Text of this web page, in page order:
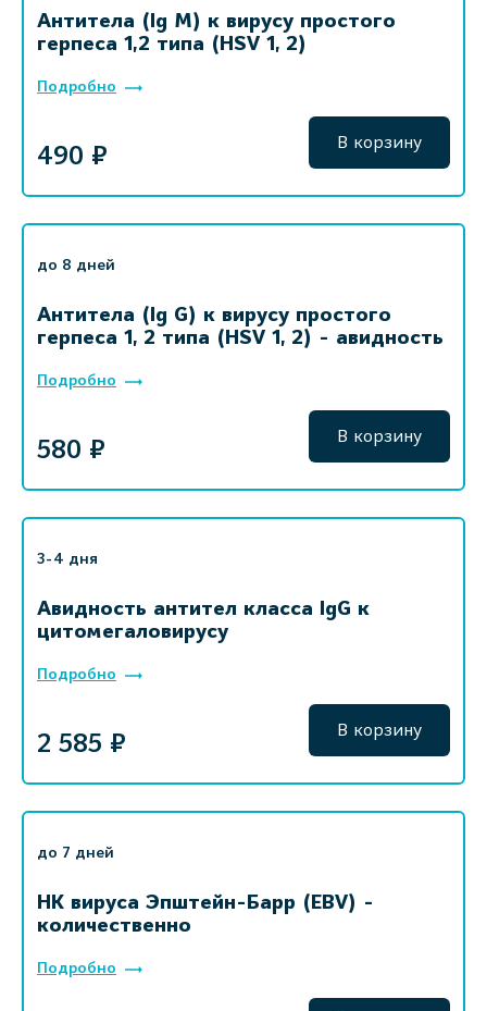
Антитела (Ig M) к вирусу простого
герпеса 1,2 типа (HSV 1, 2)
Подробно
490 ₽ В корзину
до 8 дней
Антитела (Ig G) к вирусу простого
герпеса 1, 2 типа (HSV 1, 2) - авидность
Подробно
580 ₽ В корзину
3-4 дня
Авидность антител класса IgG к
цитомегаловирусу
Подробно
2 585 ₽ В корзину
до 7 дней
НК вируса Эпштейн-Барр (EBV) -
количественно
Подробно